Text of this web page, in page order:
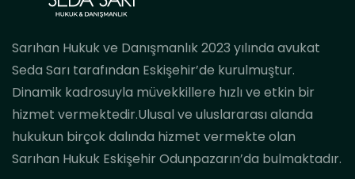
Sarıhan Hukuk ve Danışmanlık 2023 yılında avukat
Seda Sarı tarafından Eskişehir’de kurulmuştur.
Dinamik kadrosuyla müvekkillere hızlı ve etkin bir
hizmet vermektedir.Ulusal ve uluslararası alanda
hukukun birçok dalında hizmet vermekte olan
Sarıhan Hukuk Eskişehir Odunpazarın’da bulmaktadır.